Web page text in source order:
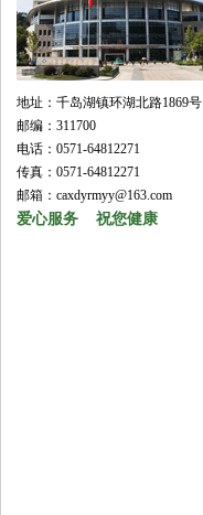
地址：千岛湖镇环湖北路1869号
邮编：311700
电话：0571-64812271
传真：0571-64812271
邮箱：caxdyrmyy@163.com
爱心服务 祝您健康